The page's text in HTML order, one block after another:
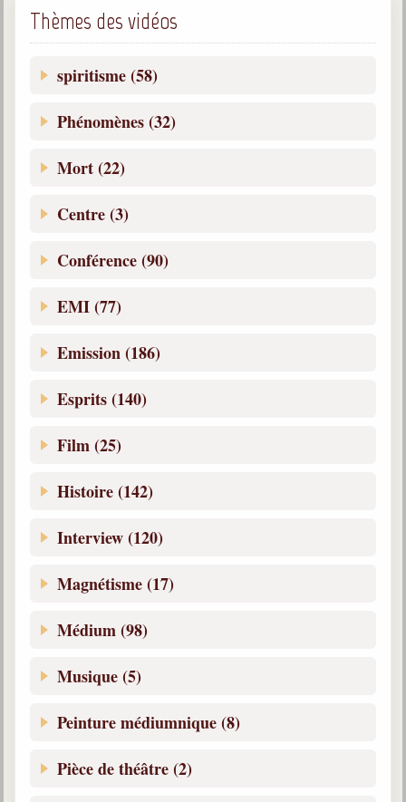
Thèmes des vidéos
spiritisme (58)
Phénomènes (32)
Mort (22)
Centre (3)
Conférence (90)
EMI (77)
Emission (186)
Esprits (140)
Film (25)
Histoire (142)
Interview (120)
Magnétisme (17)
Médium (98)
Musique (5)
Peinture médiumnique (8)
Pièce de théâtre (2)